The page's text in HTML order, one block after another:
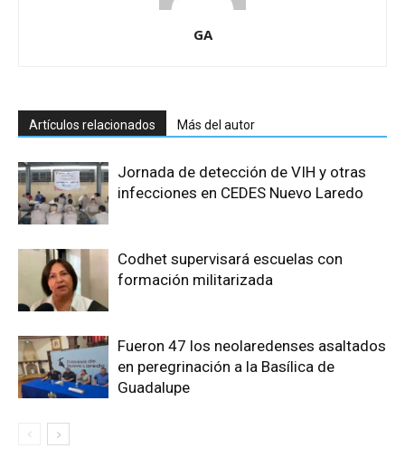
GA
Artículos relacionados Más del autor
Jornada de detección de VIH y otras
infecciones en CEDES Nuevo Laredo
Codhet supervisará escuelas con
formación militarizada
Fueron 47 los neolaredenses asaltados
en peregrinación a la Basílica de
Guadalupe